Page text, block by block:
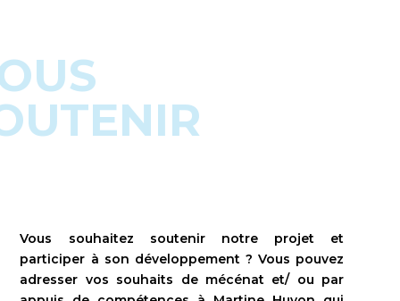
Vous souhaitez soutenir notre projet et
participer à son développement ? Vous pouvez
adresser vos souhaits de mécénat et/ ou par